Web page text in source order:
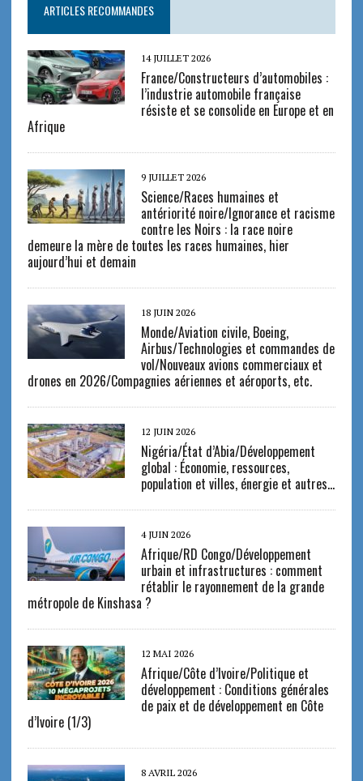
ARTICLES RECOMMANDES
14 JUILLET 2026
France/Constructeurs d’automobiles :
l’industrie automobile française
résiste et se consolide en Europe et en
Afrique
9 JUILLET 2026
Science/Races humaines et
antériorité noire/Ignorance et racisme
contre les Noirs : la race noire
demeure la mère de toutes les races humaines, hier
aujourd’hui et demain
18 JUIN 2026
Monde/Aviation civile, Boeing,
Airbus/Technologies et commandes de
vol/Nouveaux avions commerciaux et
drones en 2026/Compagnies aériennes et aéroports, etc.
12 JUIN 2026
Nigéria/État d’Abia/Développement
global : Économie, ressources,
population et villes, énergie et autres…
4 JUIN 2026
Afrique/RD Congo/Développement
urbain et infrastructures : comment
rétablir le rayonnement de la grande
métropole de Kinshasa ?
12 MAI 2026
Afrique/Côte d’Ivoire/Politique et
développement : Conditions générales
de paix et de développement en Côte
d’Ivoire (1/3)
8 AVRIL 2026